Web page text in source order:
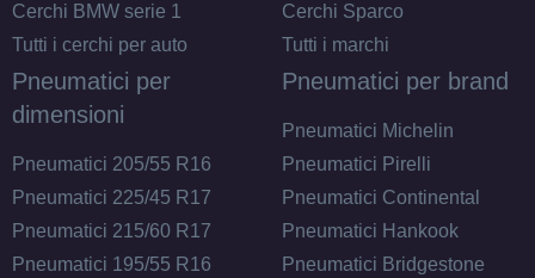
Cerchi BMW serie 1
Tutti i cerchi per auto
Cerchi Sparco
Tutti i marchi
Pneumatici per
dimensioni
Pneumatici 205/55 R16
Pneumatici 225/45 R17
Pneumatici 215/60 R17
Pneumatici 195/55 R16
Pneumatici per brand
Pneumatici Michelin
Pneumatici Pirelli
Pneumatici Continental
Pneumatici Hankook
Pneumatici Bridgestone